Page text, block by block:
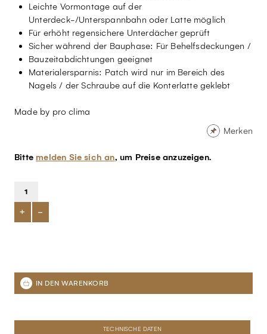
Leichte Vormontage auf der
Unterdeck-/Unterspannbahn oder Latte möglich
Für erhöht regensichere Unterdächer geprüft
Sicher während der Bauphase: Für Behelfsdeckungen /
Bauzeitabdichtungen geeignet
Materialersparnis: Patch wird nur im Bereich des
Nagels / der Schraube auf die Konterlatte geklebt
Made by pro clima
Merken
Bitte melden Sie sich an, um Preise anzuzeigen.
+ -
TECHNISCHE DATEN